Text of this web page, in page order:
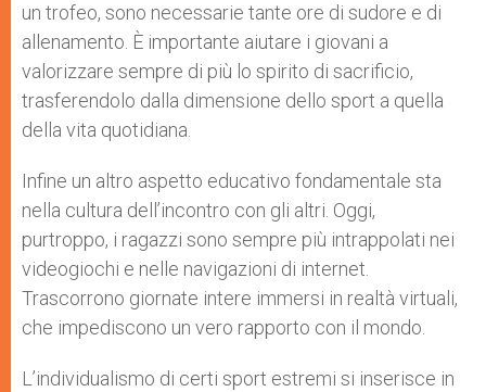
un trofeo, sono necessarie tante ore di sudore e di
allenamento. È importante aiutare i giovani a
valorizzare sempre di più lo spirito di sacrificio,
trasferendolo dalla dimensione dello sport a quella
della vita quotidiana.
Infine un altro aspetto educativo fondamentale sta
nella cultura dell’incontro con gli altri. Oggi,
purtroppo, i ragazzi sono sempre più intrappolati nei
videogiochi e nelle navigazioni di internet.
Trascorrono giornate intere immersi in realtà virtuali,
che impediscono un vero rapporto con il mondo.
L’individualismo di certi sport estremi si inserisce in